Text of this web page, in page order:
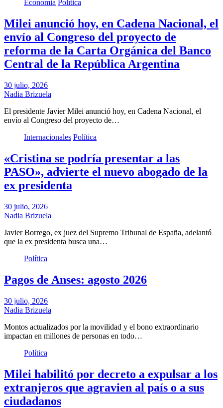
Economia Política
Milei anunció hoy, en Cadena Nacional, el
envío al Congreso del proyecto de
reforma de la Carta Orgánica del Banco
Central de la República Argentina
30 julio, 2026
Nadia Brizuela
El presidente Javier Milei anunció hoy, en Cadena Nacional, el
envío al Congreso del proyecto de…
Internacionales Política
«Cristina se podría presentar a las
PASO», advierte el nuevo abogado de la
ex presidenta
30 julio, 2026
Nadia Brizuela
Javier Borrego, ex juez del Supremo Tribunal de España, adelantó
que la ex presidenta busca una…
Política
Pagos de Anses: agosto 2026
30 julio, 2026
Nadia Brizuela
Montos actualizados por la movilidad y el bono extraordinario
impactan en millones de personas en todo…
Política
Milei habilitó por decreto a expulsar a los
extranjeros que agravien al país o a sus
ciudadanos